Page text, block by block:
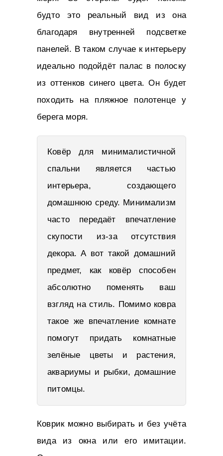
будто это реальный вид из она
благодаря внутренней подсветке
панелей. В таком случае к интерьеру
идеально подойдёт палас в полоску
из оттенков синего цвета. Он будет
походить на пляжное полотенце у
берега моря.
Ковёр для минималистичной
спальни является частью
интерьера, создающего
домашнюю среду. Минимализм
часто передаёт впечатление
скупости из-за отсутствия
декора. А вот такой домашний
предмет, как ковёр способен
абсолютно поменять ваш
взгляд на стиль. Помимо ковра
такое же впечатление комнате
помогут придать комнатные
зелёные цветы и растения,
аквариумы и рыбки, домашние
питомцы.
Коврик можно выбирать и без учёта
вида из окна или его имитации.